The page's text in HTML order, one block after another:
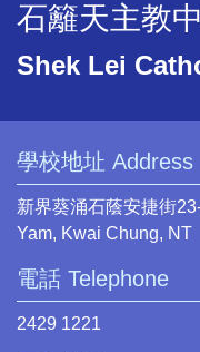
石籬天主教
Shek Lei
學校地址 Address
新界葵涌石蔭安捷街
Yam, Kwai Chung, NT
電話 Telephone
2429 1221